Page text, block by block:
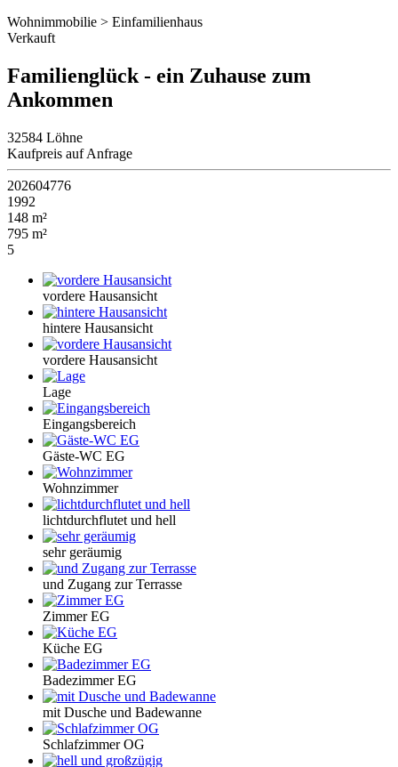
Wohnimmobilie > Einfamilienhaus
Verkauft
Familienglück - ein Zuhause zum
Ankommen
32584 Löhne
Kaufpreis auf Anfrage
202604776
1992
148 m²
795 m²
5
vordere Hausansicht
hintere Hausansicht
vordere Hausansicht
Lage
Eingangsbereich
Gäste-WC EG
Wohnzimmer
lichtdurchflutet und hell
sehr geräumig
und Zugang zur Terrasse
Zimmer EG
Küche EG
Badezimmer EG
mit Dusche und Badewanne
Schlafzimmer OG